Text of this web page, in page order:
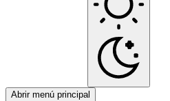
Abrir menú principal